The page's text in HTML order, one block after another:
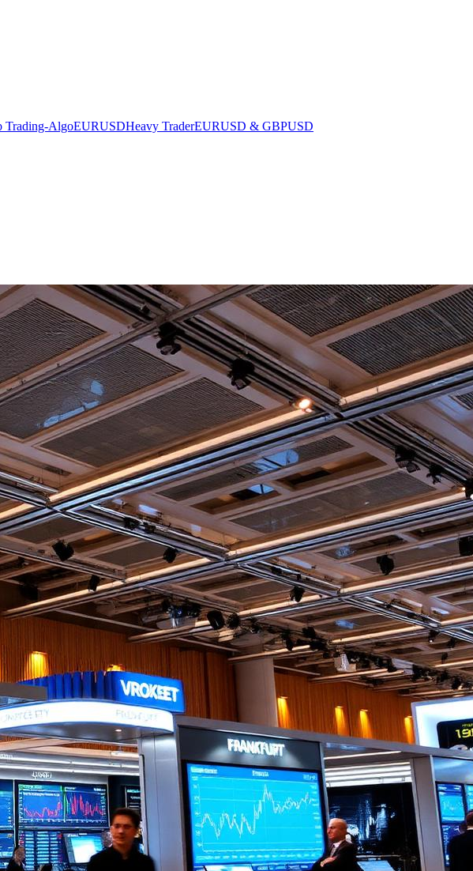
Trading-AlgoEURUSDHeavy TraderEURUSD & GBPUSD